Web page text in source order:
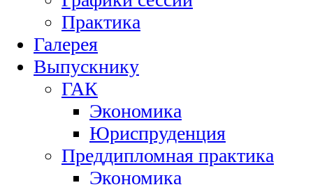
Практика
Галерея
Выпускнику
ГАК
Экономика
Юриспруденция
Преддипломная практика
Экономика